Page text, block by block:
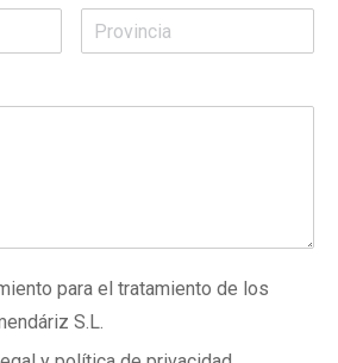
para el tratamiento de los
S.L.